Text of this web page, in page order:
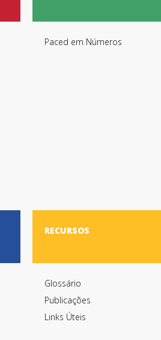
Paced em Números
RECURSOS
Glossário
Publicações
Links Úteis